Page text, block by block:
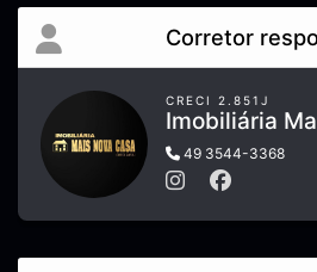
Corretor
CRECI 2.851J
Imobiliária
49 3544-3368